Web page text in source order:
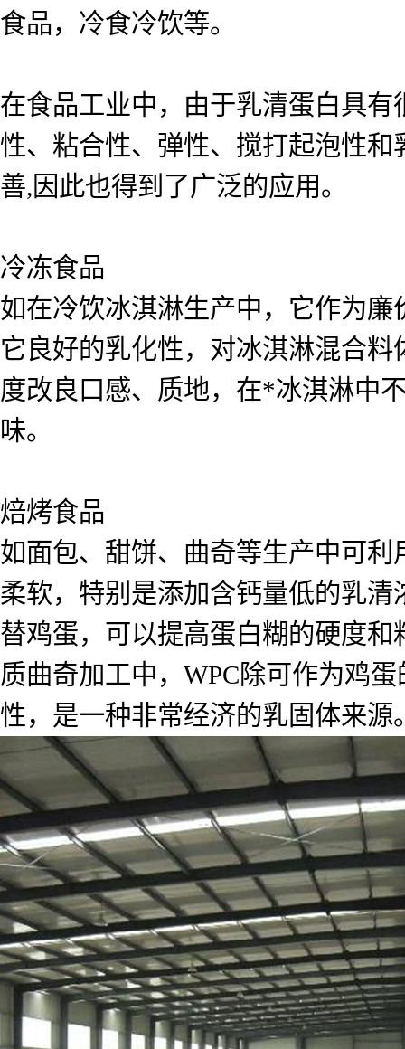
食品，冷食冷饮等。
在食品工业中，由于乳清蛋白具
性、粘合性、弹性、搅打起泡性
善,因此也得到了广泛的应用。
冷冻食品
如在冷饮冰淇淋生产中，它作为
它良好的乳化性，对冰淇淋混合
度改良口感、质地，在*冰淇淋中
味。
焙烤食品
如面包、甜饼、曲奇等生产中可
柔软，特别是添加含钙量低的乳
替鸡蛋，可以提高蛋白糊的硬度
质曲奇加工中，WPC除可作为鸡
性，是一种非常经济的乳固体来源